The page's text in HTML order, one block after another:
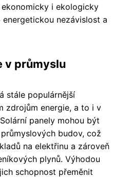
i ekologicky
nezávislost a
v průmyslu
stále populárnější
zdrojům energie, a to i v
panely mohou být
budov, což
na elektřinu a zároveň
plynů. Výhodou
schopnost přeměnit